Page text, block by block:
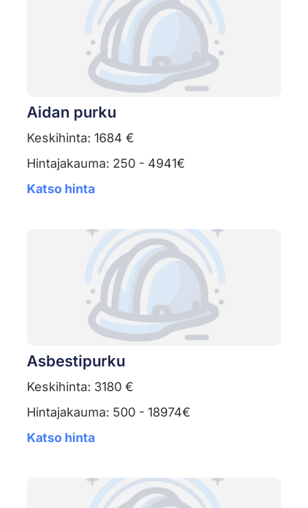
Aidan purku
Keskihinta: 1684 €
Hintajakauma: 250 - 4941€
Katso hinta
Asbestipurku
Keskihinta: 3180 €
Hintajakauma: 500 - 18974€
Katso hinta